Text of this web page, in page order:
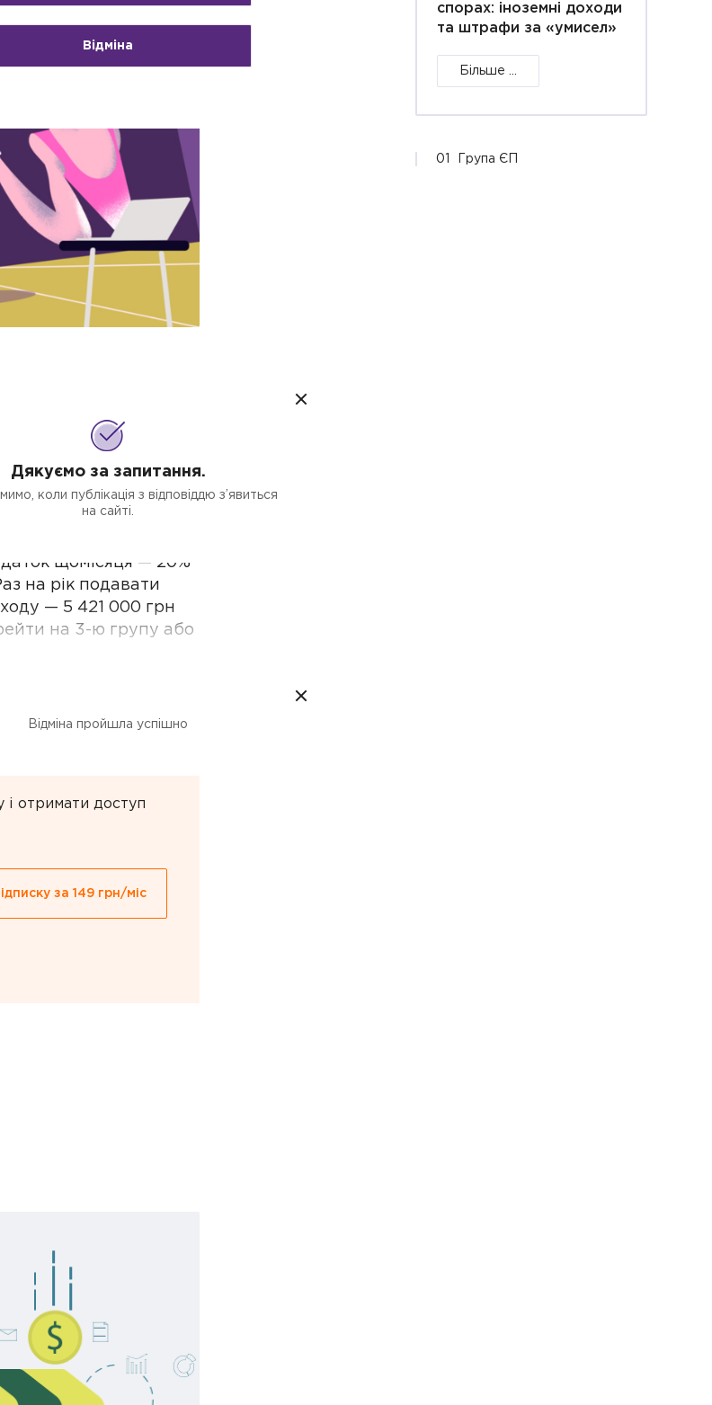
єдиного податку,
щомісяця — 20%
на рік подавати
— 5 421 000 грн
на 3-ю групу або
отримати доступ
за 149 грн/міс
спорах: іноземні доходи
та штрафи за «умисел»
Більше ...
01 Група ЄП
Дякуємо за запитання.
коли публікація з відповіддю з’явиться
на сайті.
Відміна
Відміна пройшла успішно